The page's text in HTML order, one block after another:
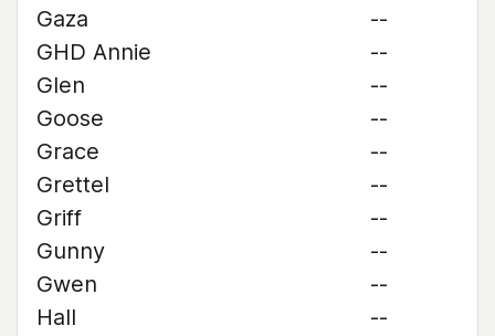
Gaza
--
GHD Annie
--
Glen
--
Goose
--
Grace
--
Grettel
--
Griff
--
Gunny
--
Gwen
--
Hall
--